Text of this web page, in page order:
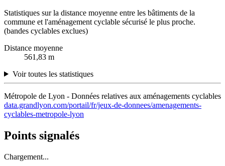
Statistiques sur la distance moyenne entre les bâtiments de la
commune et l'aménagement cyclable sécurisé le plus proche.
(bandes cyclables exclues)
Distance moyenne
561,83 m
Voir toutes les statistiques
Métropole de Lyon - Données relatives aux aménagements cyclables
data.grandlyon.com/portail/fr/jeux-de-donnees/amenagements-
cyclables-metropole-lyon
Points signalés
Chargement...